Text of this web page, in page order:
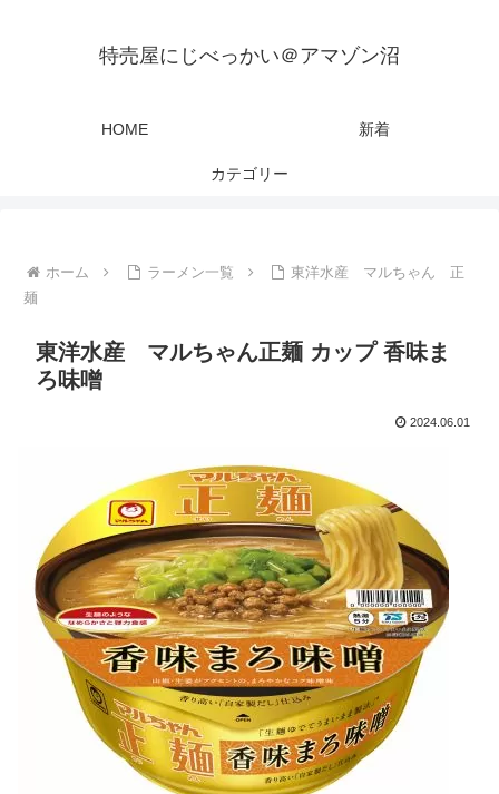
特売屋にじべっかい＠アマゾン沼
HOME 新着
カテゴリー
ホーム ラーメン一覧
東洋水産 マルちゃん 正
麺
東洋水産 マルちゃん正麺 カップ 香味ま
ろ味噌
2024.06.01